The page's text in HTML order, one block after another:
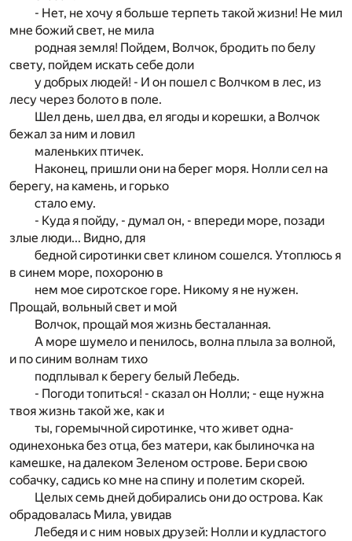
- Нет, не хочу я больше терпеть такой жизни! Не мил
мне божий свет, не мила
родная земля! Пойдем, Волчок, бродить по белу
свету, пойдем искать себе доли
у добрых людей! - И он пошел с Волчком в лес, из
лесу через болото в поле.
Шел день, шел два, ел ягоды и корешки, а Волчок
бежал за ним и ловил
маленьких птичек.
Наконец, пришли они на берег моря. Нолли сел на
берегу, на камень, и горько
стало ему.
- Куда я пойду, - думал он, - впереди море, позади
злые люди... Видно, для
бедной сиротинки свет клином сошелся. Утоплюсь я
в синем море, похороню в
нем мое сиротское горе. Никому я не нужен.
Прощай, вольный свет и мой
Волчок, прощай моя жизнь бесталанная.
А море шумело и пенилось, волна плыла за волной,
и по синим волнам тихо
подплывал к берегу белый Лебедь.
- Погоди топиться! - сказал он Нолли; - еще нужна
твоя жизнь такой же, как и
ты, горемычной сиротинке, что живет одна-
одинехонька без отца, без матери, как былиночка на
камешке, на далеком Зеленом острове. Бери свою
собачку, садись ко мне на спину и полетим скорей.
Целых семь дней добирались они до острова. Как
обрадовалась Мила, увидав
Лебедя и с ним новых друзей: Нолли и кудластого